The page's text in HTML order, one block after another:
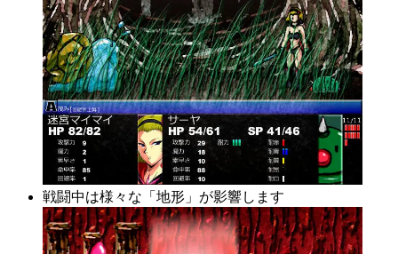
戦闘中は様々な「地形」が影響します